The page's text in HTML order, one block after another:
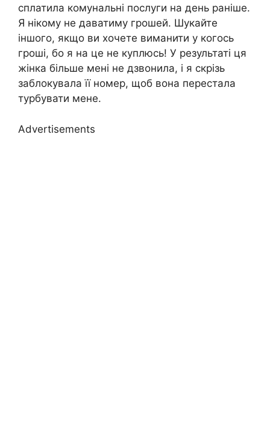
сплатила комунальні послуги на день раніше.
Я нікому не даватиму грошей. Шукайте
іншого, якщо ви хочете виманити у когось
гроші, бо я на це не куплюсь! У результаті ця
жінка більше мені не дзвонила, і я скрізь
заблокувала її номер, щоб вона перестала
турбувати мене.
Advertisements